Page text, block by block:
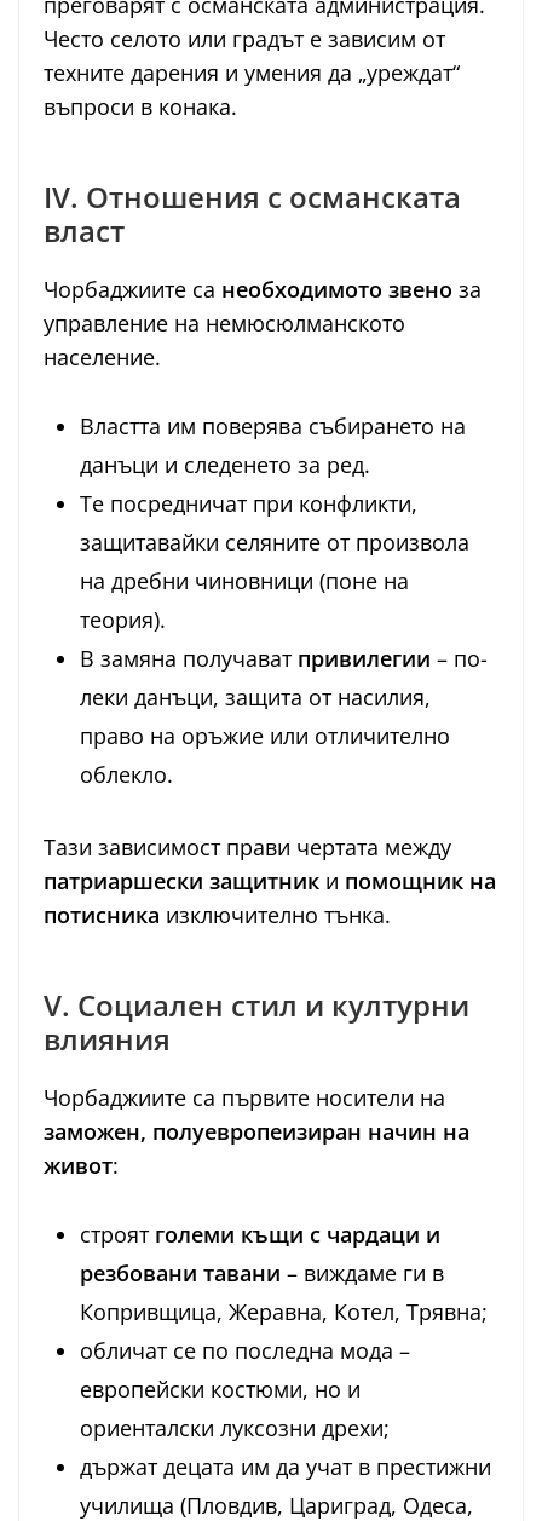
Често селото или градът е зависим от
техните дарения и умения да „уреждат“
въпроси в конака.
IV. Отношения с османската
власт
Чорбаджиите са необходимото звено за
управление на немюсюлманското
население.
Властта им поверява събирането на
данъци и следенето за ред.
Те посредничат при конфликти,
защитавайки селяните от произвола
на дребни чиновници (поне на
теория).
В замяна получават привилегии – по-
леки данъци, защита от насилия,
право на оръжие или отличително
облекло.
Тази зависимост прави чертата между
патриаршески защитник и помощник на
потисника изключително тънка.
V. Социален стил и културни
влияния
Чорбаджиите са първите носители на
заможен, полуевропеизиран начин на
живот:
строят големи къщи с чардаци и
резбовани тавани – виждаме ги в
Копривщица, Жеравна, Котел, Трявна;
обличат се по последна мода –
европейски костюми, но и
ориенталски луксозни дрехи;
държат децата им да учат в престижни
училища (Пловдив, Цариград, Одеса,